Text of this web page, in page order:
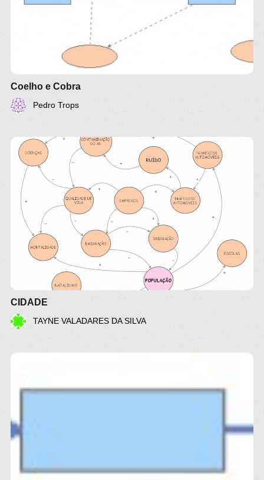
Coelho e Cobra
Pedro Trops
CIDADE
TAYNE VALADARES DA SILVA